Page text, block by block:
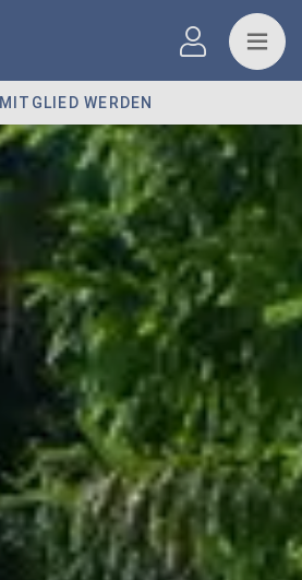
MITGLIED WERDEN